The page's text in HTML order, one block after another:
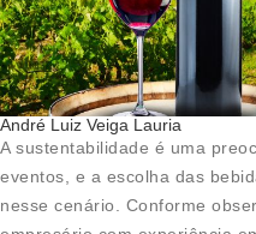
André Luiz Veiga Lauria
A sustentabilidade é uma
eventos, e a escolha das
nesse cenário. Conforme